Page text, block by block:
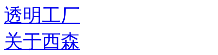
透明工厂
关于西森